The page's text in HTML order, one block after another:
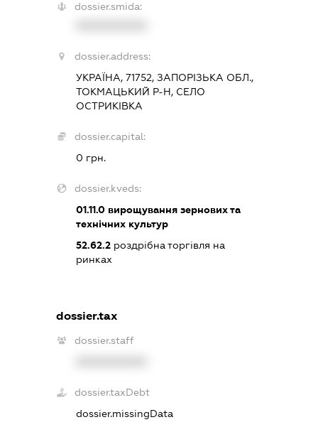
dossier.smida:
dossier.address:
УКРАЇНА, 71752, ЗАПОРІЗЬКА ОБЛ.,
ТОКМАЦЬКИЙ Р-Н, СЕЛО
ОСТРИКІВКА
dossier.capital:
0 грн.
dossier.kveds:
01.11.0вирощування зернових та
технічних культур
52.62.2роздрібна торгівля на
ринках
dossier.tax
dossier.staff
dossier.taxDebt
dossier.missingData